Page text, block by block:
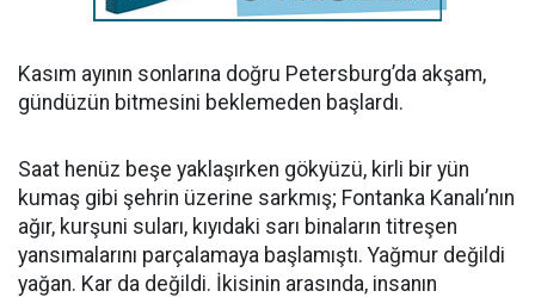
Kasım ayının sonlarına doğru Petersburg’da akşam,
gündüzün bitmesini beklemeden başlardı.
Saat henüz beşe yaklaşırken gökyüzü, kirli bir yün
kumaş gibi şehrin üzerine sarkmış; Fontanka Kanalı’nın
ağır, kurşuni suları, kıyıdaki sarı binaların titreşen
yansımalarını parçalamaya başlamıştı. Yağmur değildi
yağan. Kar da değildi. İkisinin arasında, insanın